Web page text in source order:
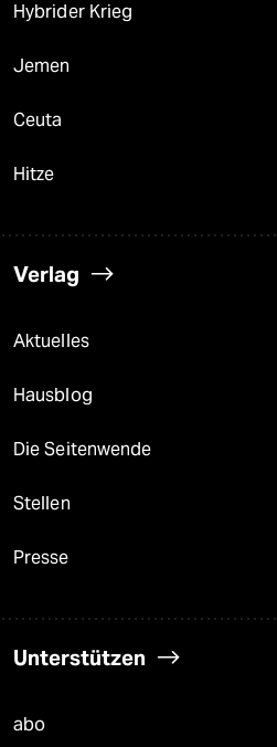
Hybrider Krieg
Jemen
Ceuta
Hitze
Verlag
Aktuelles
Hausblog
Die Seitenwende
Stellen
Presse
Unterstützen
abo